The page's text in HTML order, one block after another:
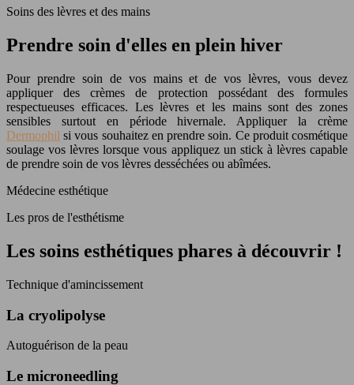
Soins des lèvres et des mains
Prendre soin d'elles en plein hiver
Pour prendre soin de vos mains et de vos lèvres, vous devez
appliquer des crèmes de protection possédant des formules
respectueuses efficaces. Les lèvres et les mains sont des zones
sensibles surtout en période hivernale. Appliquer la crème
Dermophil si vous souhaitez en prendre soin. Ce produit cosmétique
soulage vos lèvres lorsque vous appliquez un stick à lèvres capable
de prendre soin de vos lèvres desséchées ou abîmées.
Médecine esthétique
Les pros de l'esthétisme
Les soins esthétiques phares à découvrir !
Technique d'amincissement
La cryolipolyse
Autoguérison de la peau
Le microneedling